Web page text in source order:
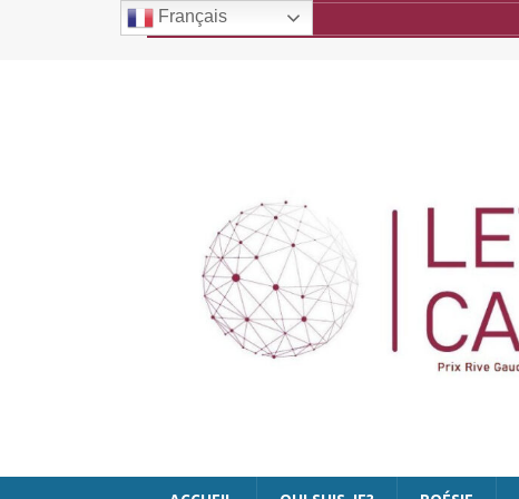
Français